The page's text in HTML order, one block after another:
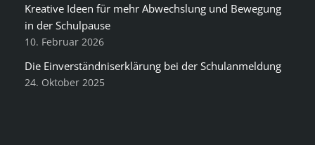
Kreative Ideen für mehr Abwechslung und Bewegung
in der Schulpause
10. Februar 2026
Die Einverständniserklärung bei der Schulanmeldung
24. Oktober 2025